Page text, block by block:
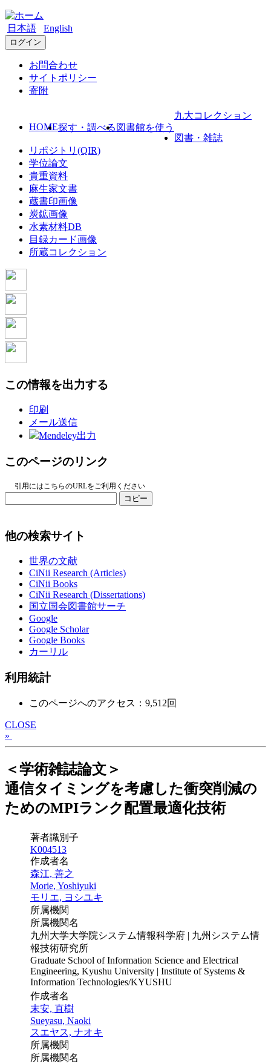
日本語 English
ログイン
お問合わせ
サイトポリシー
寄附
HOME探す・調べる 図書館を使う
九大コレクション
図書・雑誌
リポジトリ(QIR)
学位論文
貴重資料
麻生家文書
蔵書印画像
炭鉱画像
水素材料DB
目録カード画像
所蔵コレクション
この情報を出力する
印刷
メール送信
Mendeley出力
このページのリンク
引用にはこちらのURLをご利用ください
コピー
他の検索サイト
世界の文献
CiNii Research (Articles)
CiNii Books
CiNii Research (Dissertations)
国立国会図書館サーチ
Google
Google Scholar
Google Books
カーリル
利用統計
このページへのアクセス：9,512回
CLOSE
»
＜学術雑誌論文＞
通信タイミングを考慮した衝突削減の
ためのMPIランク配置最適化技術
著者識別子
K004513
作成者名
森江, 善之
Morie, Yoshiyuki
モリエ, ヨシユキ
所属機関
所属機関名
九州大学大学院システム情報科学府 | 九州システム情
報技術研究所
Graduate School of Information Science and Electrical
Engineering, Kyushu University | Institute of Systems &
Information Technologies/KYUSHU
作成者名
末安, 直樹
Sueyasu, Naoki
スエヤス, ナオキ
所属機関
所属機関名